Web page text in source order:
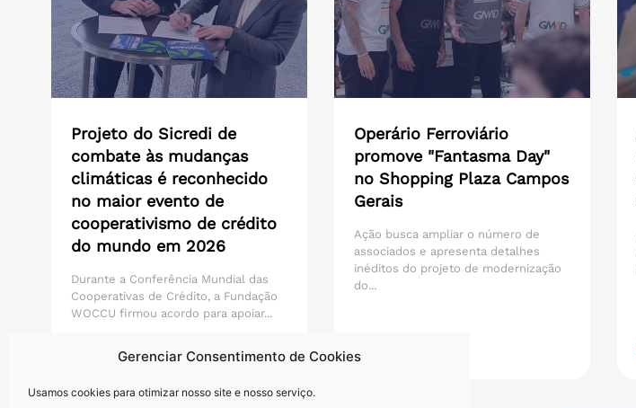
Gerenciar Consentimento de Cookies
Usamos cookies para otimizar nosso site e nosso serviço.
Projeto do Sicredi de
combate às mudanças
climáticas é reconhecido
no maior evento de
cooperativismo de crédito
do mundo em 2026
Durante a Conferência Mundial das
Cooperativas de Crédito, a Fundação
WOCCU firmou acordo para apoiar...
Saiba mais >
Operário Ferroviário
promove "Fantasma Day"
no Shopping Plaza Campos
Gerais
Ação busca ampliar o número de
associados e apresenta detalhes
inéditos do projeto de modernização
do...
Saiba mais >